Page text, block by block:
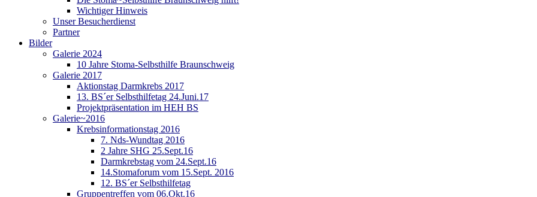
Wichtiger Hinweis
Unser Besucherdienst
Partner
Bilder
Galerie 2024
10 Jahre Stoma-Selbsthilfe Braunschweig
Galerie 2017
Aktionstag Darmkrebs 2017
13. BS´er Selbsthilfetag 24.Juni.17
Projektpräsentation im HEH BS
Galerie~2016
Krebsinformationstag 2016
7. Nds-Wundtag 2016
2 Jahre SHG 25.Sept.16
Darmkrebstag vom 24.Sept.16
14.Stomaforum vom 15.Sept. 2016
12. BS´er Selbsthilfetag
Gruppentreffen vom 06.Okt.16